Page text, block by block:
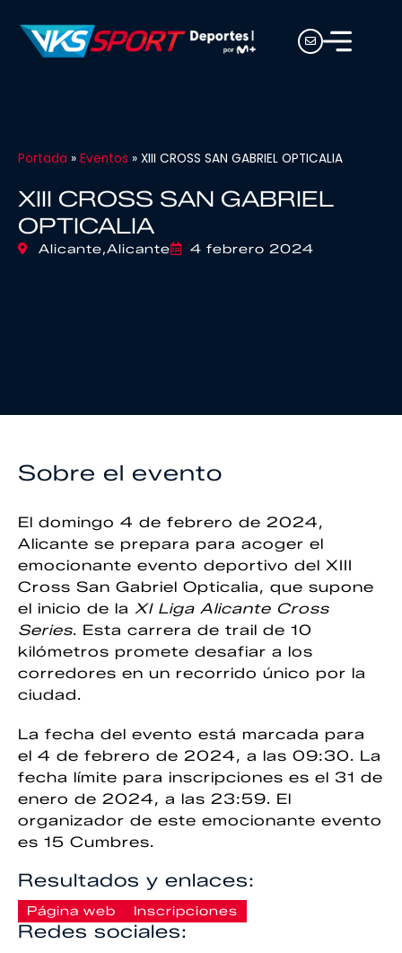
Portada » Eventos » XIII CROSS SAN GABRIEL OPTICALIA
XIII CROSS SAN GABRIEL
OPTICALIA
Alicante,Alicante 4 febrero 2024
Sobre el evento
El domingo 4 de febrero de 2024,
Alicante se prepara para acoger el
emocionante evento deportivo del XIII
Cross San Gabriel Opticalia, que supone
el inicio de la XI Liga Alicante Cross
Series. Esta carrera de trail de 10
kilómetros promete desafiar a los
corredores en un recorrido único por la
ciudad.
La fecha del evento está marcada para
el 4 de febrero de 2024, a las 09:30. La
fecha límite para inscripciones es el 31 de
enero de 2024, a las 23:59. El
organizador de este emocionante evento
es 15 Cumbres.
Resultados y enlaces:
Página web Inscripciones
Redes sociales: